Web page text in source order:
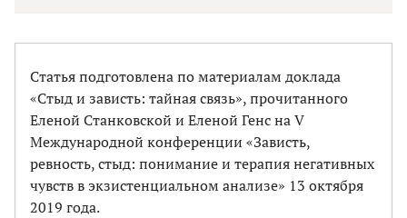
Статья подготовлена по материалам доклада
«Стыд и зависть: тайная связь», прочитанного
Еленой Станковской и Еленой Генс на V
Международной конференции «Зависть,
ревность, стыд: понимание и терапия негативных
чувств в экзистенциальном анализе» 13 октября
2019 года.